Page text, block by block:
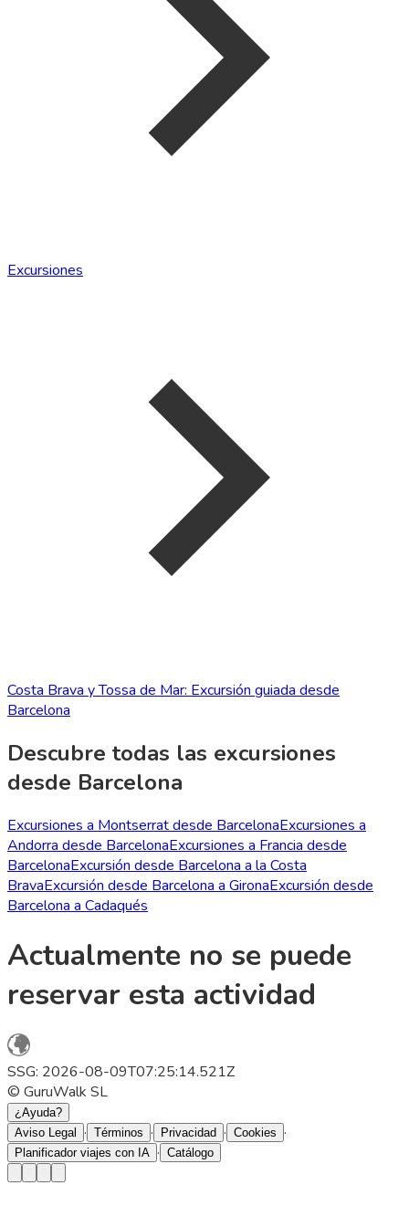
Excursiones
Costa Brava y Tossa de Mar: Excursión guiada desde
Barcelona
Descubre todas las excursiones
desde Barcelona
Excursiones a Montserrat desde BarcelonaExcursiones a
Andorra desde BarcelonaExcursiones a Francia desde
BarcelonaExcursión desde Barcelona a la Costa
BravaExcursión desde Barcelona a GironaExcursión desde
Barcelona a Cadaqués
Actualmente no se puede
reservar esta actividad
SSG: 2026-08-09T07:25:14.521Z
© GuruWalk SL
¿Ayuda?
Aviso Legal
· Términos · Privacidad · Cookies ·
Planificador viajes con IA · Catálogo